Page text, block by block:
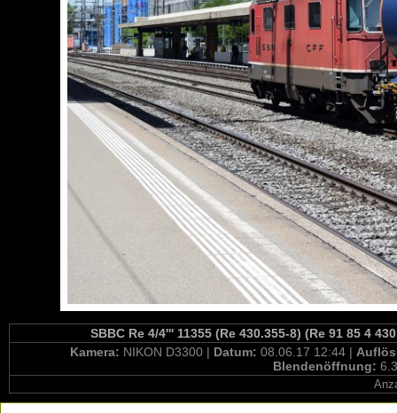
SBBC Re 4/4''' 11355 (Re 430.355-8) (Re 91 85 4
Kamera: NIKON D3300 | Datum: 08.06.17 12:44 |
Blendenöffnung: